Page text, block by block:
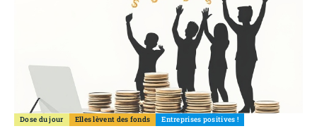
Dose du jour Elles lèvent des fonds Entreprises positives !